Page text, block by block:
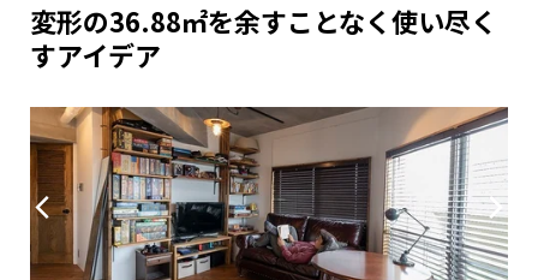
変形の36.88㎡を余すことなく使い尽く
すアイデア